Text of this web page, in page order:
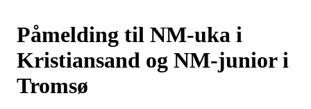
Påmelding til NM-uka i
Kristiansand og NM-junior i
Tromsø